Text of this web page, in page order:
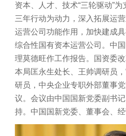
资本、人才、技术“三轮驱动”
三年行动为动力，深入拓展运
运营公司功能作用，加快建成
综合性国有资本运营公司。中
理莫德旺作工作报告。国资委
本局匡永生处长、王帅调研员
研员，中央企业专职外部董事
议。会议由中国国新党委副书
持。中国国新党委、董事会、